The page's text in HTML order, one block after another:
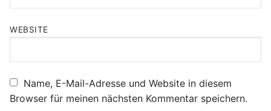
WEBSITE
Name, E-Mail-Adresse und Website in diesem
Browser für meinen nächsten Kommentar speichern.